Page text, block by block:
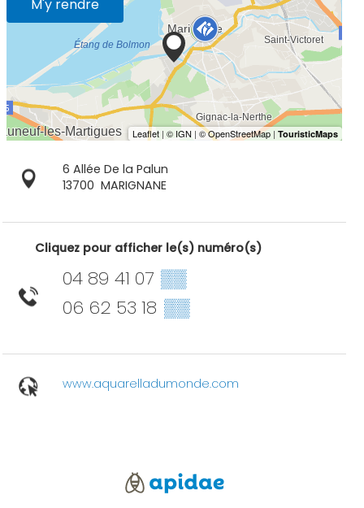
M'y rendre
6 Allée De la Palun
13700 MARIGNANE
Cliquez pour afficher le(s) numéro(s)
04 89 41 07 ▒▒
06 62 53 18 ▒▒
www.aquarelladumonde.com